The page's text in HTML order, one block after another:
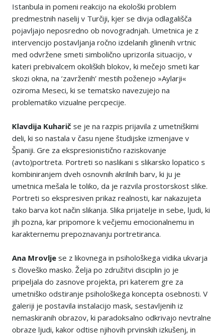
Istanbula in pomeni reakcijo na ekološki problem
predmestnih naselij v Turčiji, kjer se divja odlagališča
pojavljajo neposredno ob novogradnjah. Umetnica je z
intervencijo postavljanja ročno izdelanih glinenih vrtnic
med odvržene smeti simbolično uprizorila situacijo, v
kateri prebivalcem okoliških blokov, ki mečejo smeti kar
skozi okna, na ‘zavrženih’ mestih poženejo »Aylarji«
oziroma Meseci, ki se tematsko navezujejo na
problematiko vizualne percpecije.
Klavdija Kuharič se je na razpis prijavila z umetniškimi
deli, ki so nastala v času njene študijske izmenjave v
Španiji. Gre za ekspresionistično raziskovanje
(avto)portreta. Portreti so naslikani s slikarsko lopatico s
kombiniranjem dveh osnovnih akrilnih barv, ki ju je
umetnica mešala le toliko, da je razvila prostorskost slike.
Portreti so ekspresiven prikaz realnosti, kar nakazujeta
tako barva kot način slikanja. Slika prijatelje in sebe, ljudi, ki
jih pozna, kar pripomore k večjemu emocionalnemu in
karakternemu prepoznavanju portretiranca.
Ana Mrovlje se z likovnega in psihološkega vidika ukvarja
s človeško masko. Želja po združitvi disciplin jo je
pripeljala do zasnove projekta, pri katerem gre za
umetniško odstiranje psihološkega koncepta osebnosti. V
galeriji je postavila instalacijo mask, sestavljenih iz
nemaskiranih obrazov, ki paradoksalno odkrivajo nevtralne
obraze ljudi, kakor odtise njihovih prvinskih izkušenj, in